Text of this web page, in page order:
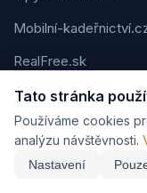
Mobilní-
RealFree.sk
Web-clever.cz
Kvízov.cz
Karavaning.net
Tato stránka
Používáme cookies
analýzu návštěvnosti.
Nastavení